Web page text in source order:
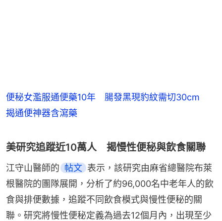
便秘女濫服通便藥10年 腸發黑現豹紋需切30cm
揭通便神器含瀉藥
美研究追蹤近10萬人 揭慢性便秘與飲食關聯
江守山醫師的 帖文 表示，該研究由麻省總醫院布萊
根醫院的團隊展開，分析了約96,000名中老年人的飲
食與排便數據，追蹤不同飲食模式與慢性便秘的關
聯。研究將慢性便秘定義為過去12個月內，出現至少